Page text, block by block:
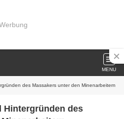
MENU
des Massakers unter den Minenarbeitern
Hintergründen des